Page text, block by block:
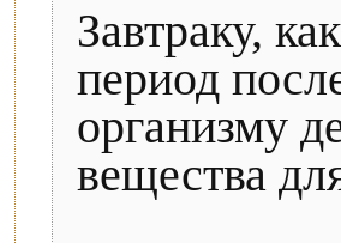
Завтраку,
период
организму
вещества